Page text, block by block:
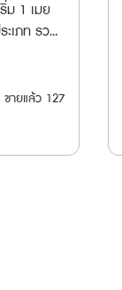
Oyster
(1
และ
สาย JR
บเขตที่
ม 1 เมย
ดรอบ
ดต่อกัน •
ได้ เช่น
าวต่างชาติ
ขายแล้ว 127